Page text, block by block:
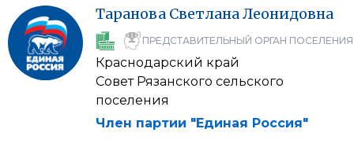
Таранова СветланаЛеонидовна
ПРЕДСТАВИТЕЛЬНЫЙ ОРГАН ПОСЕЛЕНИЯ
Краснодарский край
Совет Рязанского сельского
поселения
Член партии "Единая Россия"